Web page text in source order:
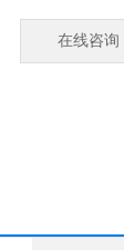
在线咨询